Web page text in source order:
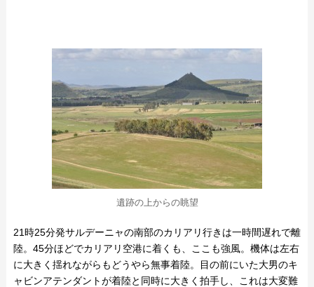
遺跡の上からの眺望
21時25分発サルデーニャの南部のカリアリ行きは一時間遅れで離
陸。45分ほどでカリアリ空港に着くも、ここも強風。機体は左右
に大きく揺れながらもどうやら無事着陸。目の前にいた大男のキ
ャビンアテンダントが着陸と同時に大きく拍手し、これは大変難